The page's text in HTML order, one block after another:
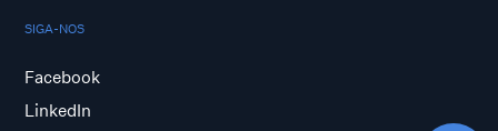
SIGA-NOS
Facebook
LinkedIn